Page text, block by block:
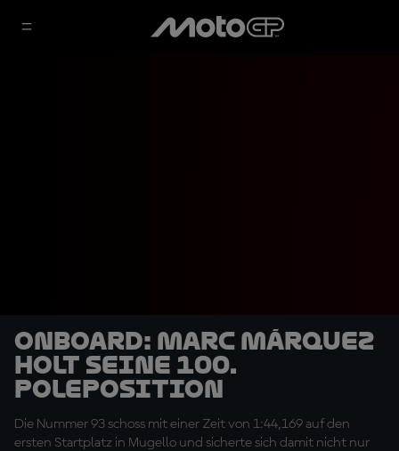
OnBoard: Marc Márquez
holt seine 100.
Poleposition
Die Nummer 93 schoss mit einer Zeit von 1:44,169 auf den
ersten Startplatz in Mugello und sicherte sich damit nicht nur